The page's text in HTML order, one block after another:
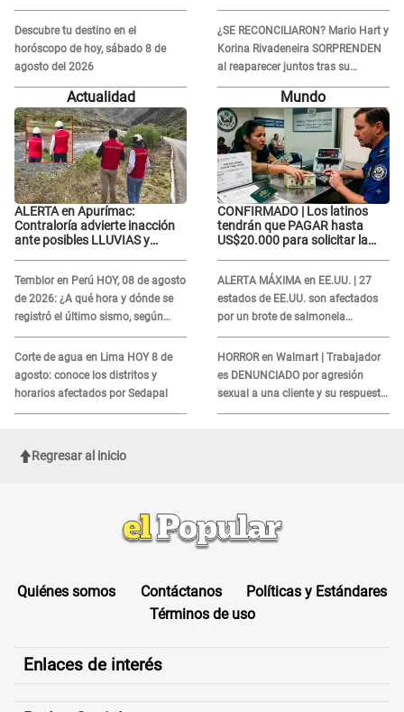
DESGARRADOR mensaje: "Hoy fue
la última..."
Descubre tu destino en el
horóscopo de hoy, sábado 8 de
agosto del 2026
DESGARRADOR mensaje: "Hoy fue
la última..."
¿SE RECONCILIARON? Mario Hart y
Korina Rivadeneira SORPRENDEN
al reaparecer juntos tras su
DOLOROSA separación: “Que
Actualidad
ALERTA en Apurímac:
Contraloría advierte inacción
ante posibles LLUVIAS y
Temblor en Perú HOY, 08 de agosto
de 2026: ¿A qué hora y dónde se
registró el último sismo, según
IGP?
Corte de agua en Lima HOY 8 de
agosto: conoce los distritos y
horarios afectados por Sedapal
Mundo
CONFIRMADO | Los latinos
tendrán que PAGAR hasta
US$20.000 para solicitar la
ALERTA MÁXIMA en EE.UU. | 27
estados de EE.UU. son afectados
por un brote de salmonela
relacionado a un producto MUY
UTILIZADO
HORROR en Walmart | Trabajador
es DENUNCIADO por agresión
sexual a una cliente y su respuesta
INDIGNÓ A TODOS
Regresar al inicio
Quiénes somos Contáctanos
Políticas y Estándares
Términos de uso
Enlaces de interés